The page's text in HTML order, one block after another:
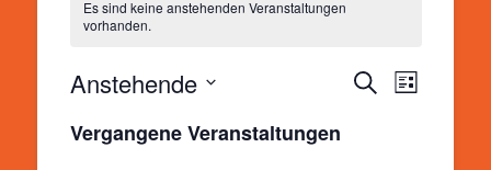
Es sind keine anstehenden Veranstaltungen
vorhanden.
Suche
Liste
Anstehende
wählen.
Vergangene Veranstaltungen